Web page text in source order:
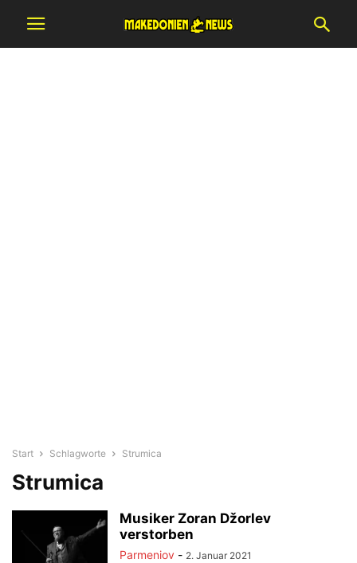
Start Schlagworte Strumica
Strumica
Musiker Zoran Džorlev
verstorben
Parmeniov - 2. Januar 2021